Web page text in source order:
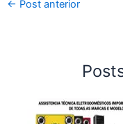
← Post anterior